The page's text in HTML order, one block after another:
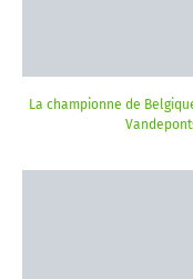
La championne de